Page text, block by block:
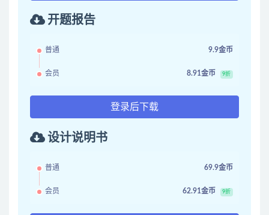
开题报告
普通 9.9金币
会员 8.91金币 9折
登录后下载
设计说明书
普通 69.9金币
会员 62.91金币 9折